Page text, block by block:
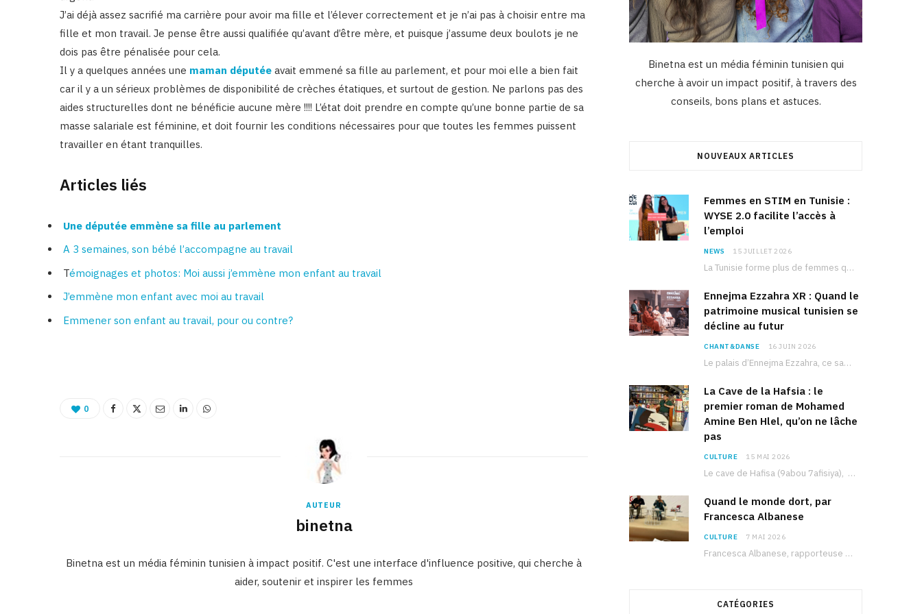
J’ai déjà assez sacrifié ma carrière pour avoir ma fille et l’élever correctement et je n’ai pas à choisir entre ma
fille et mon travail. Je pense être aussi qualifiée qu’avant d’être mère, et puisque j’assume deux boulots je ne
dois pas être pénalisée pour cela.
Il y a quelques années une maman députée avait emmené sa fille au parlement, et pour moi elle a bien fait
car il y a un sérieux problèmes de disponibilité de crèches étatiques, et surtout de gestion. Ne parlons pas des
aides structurelles dont ne bénéficie aucune mère !!!! L’état doit prendre en compte qu’une bonne partie de sa
masse salariale est féminine, et doit fournir les conditions nécessaires pour que toutes les femmes puissent
travailler en étant tranquilles.
Articles liés
Une députée emmène sa fille au parlement
A 3 semaines, son bébé l’accompagne au travail
Témoignages et photos: Moi aussi j’emmène mon enfant au travail
J’emmène mon enfant avec moi au travail
Emmener son enfant au travail, pour ou contre?
0
AUTEUR
binetna
Binetna est un média féminin tunisien à impact positif. C'est une interface d'influence positive, qui cherche à
aider, soutenir et inspirer les femmes
Binetna est un média féminin tunisien qui
cherche à avoir un impact positif, à travers des
conseils, bons plans et astuces.
NOUVEAUX ARTICLES
Femmes en STIM en Tunisie :
WYSE 2.0 facilite l’accès à
l’emploi
NEWS 15 JUILLET 2026
La Tunisie forme plus de femmes que d’hommes dans les filières scientifiques. Pourtant, pour beaucoup…
Ennejma Ezzahra XR : Quand le
patrimoine musical tunisien se
décline au futur
CHANT&DANSE 16 JUIN 2026
Le palais d’Ennejma Ezzahra, ce sanctuaire de la musique tunisienne et méditerranéenne construit par le…
La Cave de la Hafsia : le
premier roman de Mohamed
Amine Ben Hlel, qu’on ne lâche
pas
CULTURE 15 MAI 2026
Le cave de Hafisa (9abou 7afisiya), premier roman du journaliste tunisien Mohamed Amine Ben Hlel,…
Quand le monde dort, par
Francesca Albanese
CULTURE 7 MAI 2026
Francesca Albanese, rapporteuse spéciale de l’ONU sur les territoires palestiniens occupés, était à Tunis pour…
CATÉGORIES